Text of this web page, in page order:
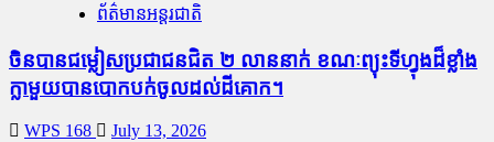
ព័ត៌មានអន្តរជាតិ
ចិនបានជម្លៀសប្រជាជនជិត ២ លាននាក់ ខណៈព្យុះទីហ្វុងដ៏ខ្លាំង
ក្លាមួយបានបោកបក់ចូលដល់ដីគោក។
WPS 168 July 13, 2026